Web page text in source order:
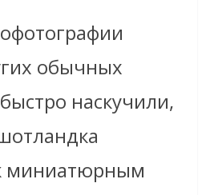
обычных
наскучили,
миниатюрным